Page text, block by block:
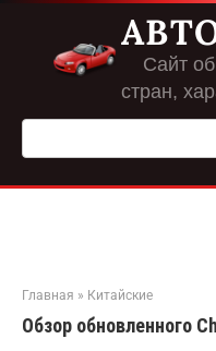
Перейти
контенту
Сайт
стран,
Поиск:
Главная » Китайские
Обзор обновленного